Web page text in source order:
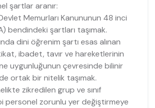
şartlar aranır:
Memurları Kanununun 48 inci
bendindeki şartları taşımak.
dini öğrenim şartı esas alınan
ibadet, tavır ve hareketlerinin
uygunluğunun çevresinde bilinir
ortak bir nitelik taşımak.
zikredilen grup ve sınıf
personel zorunlu yer değiştirmeye